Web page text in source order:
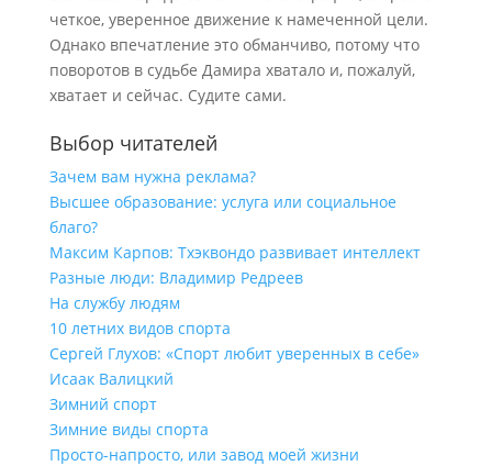
четкое, уверенное движение к намеченной цели.
Однако впечатление это обманчиво, потому что
поворотов в судьбе Дамира хватало и, пожалуй,
хватает и сейчас. Судите сами.
Выбор читателей
Зачем вам нужна реклама?
Высшее образование: услуга или социальное
благо?
Максим Карпов: Тхэквондо развивает интеллект
Разные люди: Владимир Редреев
На службу людям
10 летних видов спорта
Сергей Глухов: «Спорт любит уверенных в себе»
Исаак Валицкий
Зимний спорт
Зимние виды спорта
Просто-напросто, или завод моей жизни